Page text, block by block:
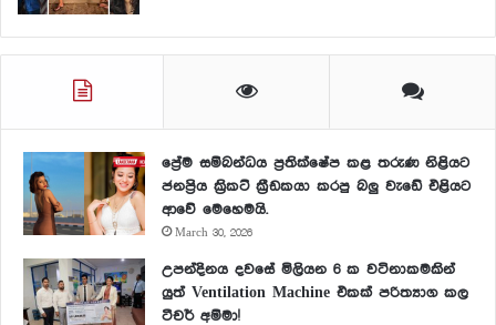
ප්‍රේම සම්බන්ධය ප්‍රතික්ෂේප කළ තරුණ නිළියට
ජනප්‍රිය ක්‍රිකට් ක්‍රීඩකයා කරපු බලු වැඩේ එළියට
ආවේ මෙහෙමයි.
March 30, 2026
උපන්දිනය දවසේ මිලියන 6 ක වටිනාකමකින්
යුත් Ventilation Machine එකක් පරිත්‍යාග කල
ටීචර් අම්මා!